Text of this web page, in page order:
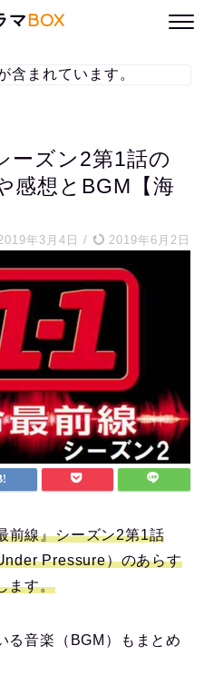
マBOX
含まれています。
ーズン2第1話の
感想とBGM【海
年3月4日 / 2019年6月2日
前線』シーズン2第1話
Pressure）のあらす
ます。
る音楽（BGM）もまとめ